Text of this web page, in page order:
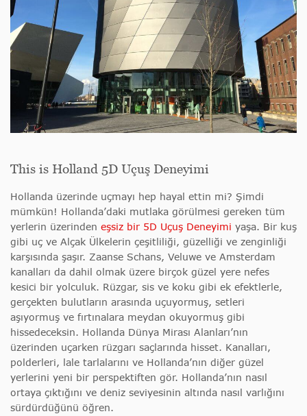
This is Holland 5D Uçuş Deneyimi
Hollanda üzerinde uçmayı hep hayal ettin mi? Şimdi
mümkün! Hollanda’daki mutlaka görülmesi gereken tüm
yerlerin üzerinden eşsiz bir 5D Uçuş Deneyimi yaşa. Bir kuş
gibi uç ve Alçak Ülkelerin çeşitliliği, güzelliği ve zenginliği
karşısında şaşır. Zaanse Schans, Veluwe ve Amsterdam
kanalları da dahil olmak üzere birçok güzel yere nefes
kesici bir yolculuk. Rüzgar, sis ve koku gibi ek efektlerle,
gerçekten bulutların arasında uçuyormuş, setleri
aşıyormuş ve fırtınalara meydan okuyormuş gibi
hissedeceksin. Hollanda Dünya Mirası Alanları’nın
üzerinden uçarken rüzgarı saçlarında hisset. Kanalları,
polderleri, lale tarlalarını ve Hollanda’nın diğer güzel
yerlerini yeni bir perspektiften gör. Hollanda’nın nasıl
ortaya çıktığını ve deniz seviyesinin altında nasıl varlığını
sürdürdüğünü öğren.